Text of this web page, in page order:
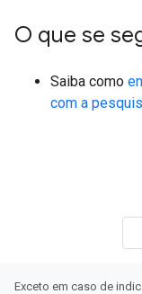
O que se
Saiba como
com a
Exceto em caso de